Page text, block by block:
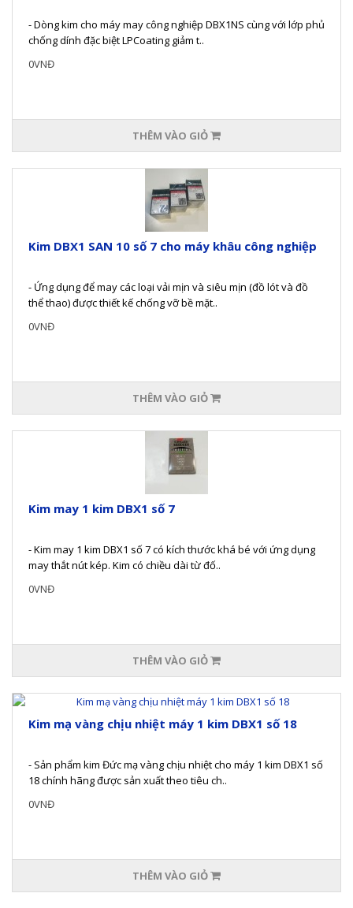
- Dòng kim cho máy may công nghiệp DBX1NS cùng với lớp phủ
chống dính đặc biệt LPCoating giảm t..
0VNĐ
THÊM VÀO GIỎ
Kim DBX1 SAN 10 số 7 cho máy khâu công nghiệp
- Ứng dụng để may các loại vải mịn và siêu mịn (đồ lót và đồ
thể thao) được thiết kế chống vỡ bề mặt..
0VNĐ
THÊM VÀO GIỎ
Kim may 1 kim DBX1 số 7
- Kim may 1 kim DBX1 số 7 có kích thước khá bé với ứng dụng
may thắt nút kép. Kim có chiều dài từ đố..
0VNĐ
THÊM VÀO GIỎ
Kim mạ vàng chịu nhiệt máy 1 kim DBX1 số 18
- Sản phẩm kim Đức mạ vàng chịu nhiệt cho máy 1 kim DBX1 số
18 chính hãng được sản xuất theo tiêu ch..
0VNĐ
THÊM VÀO GIỎ